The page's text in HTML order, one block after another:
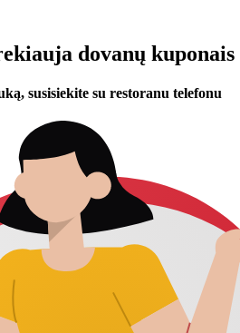
dovanų
susisiekite su restoranu telefonu